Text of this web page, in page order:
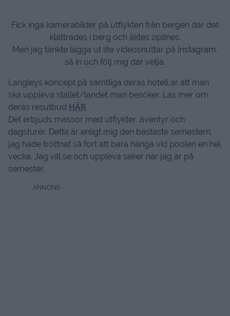
Fick inga kamerabilder på utflykten från bergen där det
klättrades i berg och åktes ziplines.
Men jag tänkte lägga ut lite videosnuttar på Instagram,
så in och följ mig där vetja.
Langleys koncept på samtliga deras hotell är att man
ska uppleva stället/landet man besöker. Läs mer om
deras resutbud HÄR
Det erbjuds massor med utflykter, äventyr och
dagsturer. Detta är enligt mig den bästaste semestern,
jag hade tröttnat så fort att bara hänga vid poolen en hel
vecka. Jag vill se och uppleva saker när jag är på
semester.